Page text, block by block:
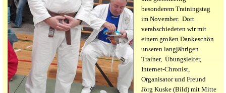
besonderem Trainingstag
im November. Dort
verabschiedeten wir mit
einem großen Dankeschön
unseren langjährigen
Trainer, Übungsleiter,
Internet-Chronist,
Organisator und Freund
Jörg Kuske (Bild) mit Mitte